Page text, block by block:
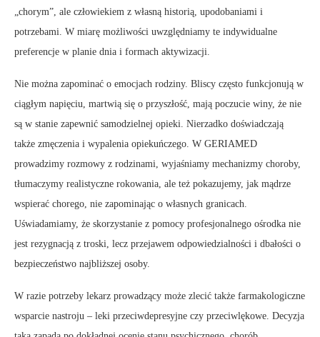
„chorym”, ale człowiekiem z własną historią, upodobaniami i
potrzebami. W miarę możliwości uwzględniamy te indywidualne
preferencje w planie dnia i formach aktywizacji.
Nie można zapominać o emocjach rodziny. Bliscy często funkcjonują w
ciągłym napięciu, martwią się o przyszłość, mają poczucie winy, że nie
są w stanie zapewnić samodzielnej opieki. Nierzadko doświadczają
także zmęczenia i wypalenia opiekuńczego. W GERIAMED
prowadzimy rozmowy z rodzinami, wyjaśniamy mechanizmy choroby,
tłumaczymy realistyczne rokowania, ale też pokazujemy, jak mądrze
wspierać chorego, nie zapominając o własnych granicach.
Uświadamiamy, że skorzystanie z pomocy profesjonalnego ośrodka nie
jest rezygnacją z troski, lecz przejawem odpowiedzialności i dbałości o
bezpieczeństwo najbliższej osoby.
W razie potrzeby lekarz prowadzący może zlecić także farmakologiczne
wsparcie nastroju – leki przeciwdepresyjne czy przeciwlękowe. Decyzja